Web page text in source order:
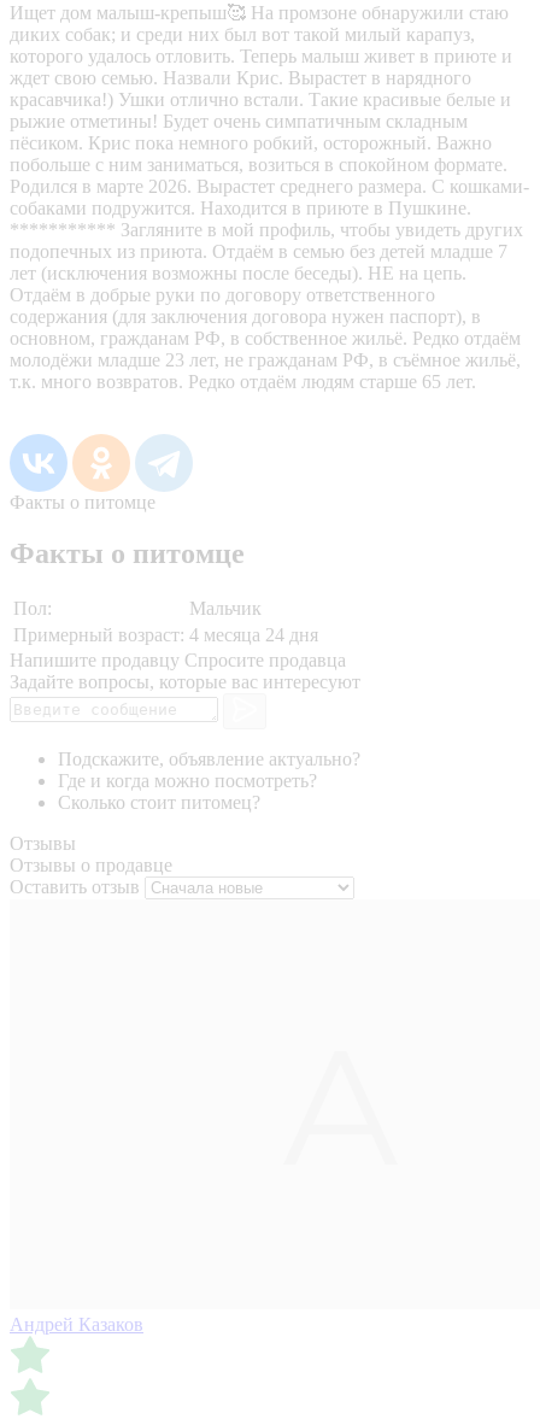
Ищет дом малыш-крепыш🥰 На промзоне обнаружили стаю
диких собак; и среди них был вот такой милый карапуз,
которого удалось отловить. Теперь малыш живет в приюте и
ждет свою семью. Назвали Крис. Вырастет в нарядного
красавчика!) Ушки отлично встали. Такие красивые белые и
рыжие отметины! Будет очень симпатичным складным
пëсиком. Крис пока немного робкий, осторожный. Важно
побольше с ним заниматься, возиться в спокойном формате.
Родился в марте 2026. Вырастет среднего размера. С кошками-
собаками подружится. Находится в приюте в Пушкине.
*********** Загляните в мой профиль, чтобы увидеть других
подопечных из приюта. Отдаём в семью без детей младше 7
лет (исключения возможны после беседы). НЕ на цепь.
Отдаëм в добрые руки по договору ответственного
содержания (для заключения договора нужен паспорт), в
основном, гражданам РФ, в собственное жильё. Редко отдаём
молодёжи младше 23 лет, не гражданам РФ, в съёмное жильё,
т.к. много возвратов. Редко отдаём людям старше 65 лет.
Факты о питомце
Факты о питомце
Пол:
Мальчик
Примерный возраст: 4 месяца 24 дня
Напишите продавцу Спросите продавца
Задайте вопросы, которые вас интересуют
Подскажите, объявление актуально?
Где и когда можно посмотреть?
Сколько стоит питомец?
Отзывы
Отзывы о продавце
Оставить отзыв
Андрей Казаков